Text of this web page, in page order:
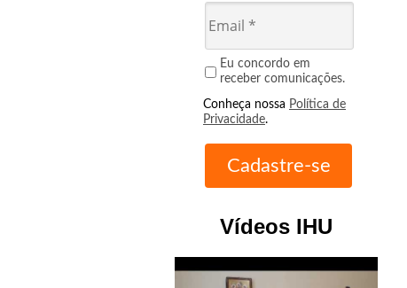
Eu concordo em
receber comunicações.
Conheça nossa Política de
Privacidade.
Vídeos IHU